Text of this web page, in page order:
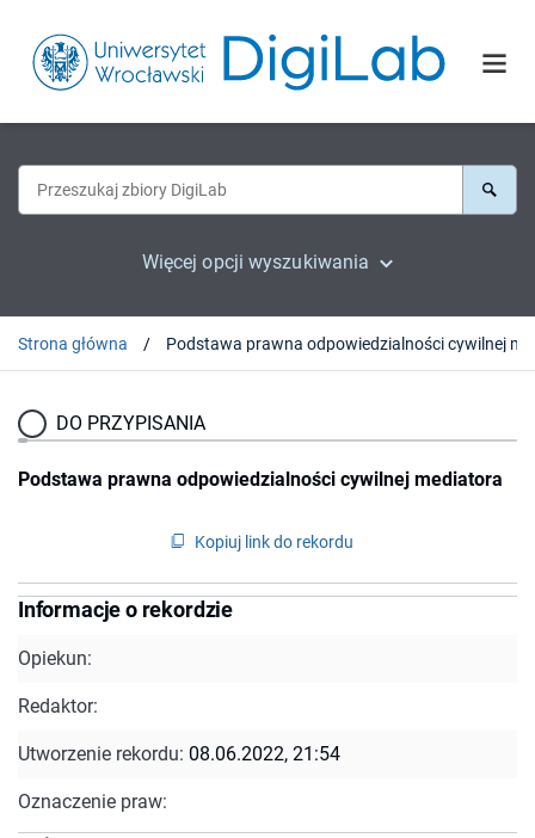
Więcej opcji wyszukiwania
Strona główna
DO PRZYPISANIA
Podstawa prawna odpowiedzialności cywilnej mediatora
Kopiuj link do rekordu
Informacje o rekordzie
Opiekun:
Redaktor:
Utworzenie rekordu: 08.06.2022, 21:54
Oznaczenie praw: